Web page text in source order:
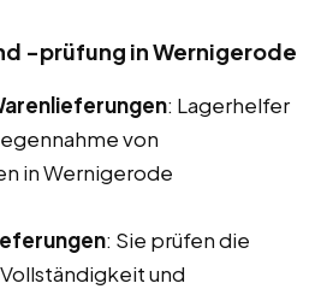
-prüfung in Wernigerode
: Lagerhelfer
von
in Wernigerode
: Sie prüfen die
und